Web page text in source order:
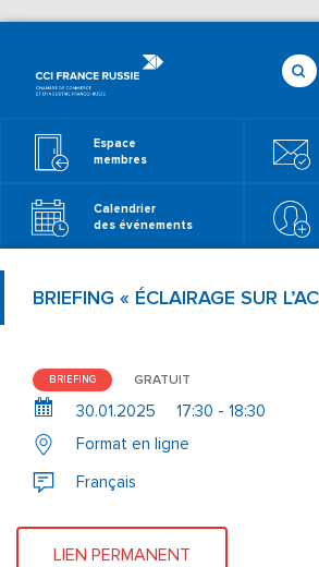
Espace
membres
Calendrier
des événements
BRIEFING « ÉCLAIRAGE SUR
BRIEFING GRATUIT
30.01.2025
17:30 - 18:30
Format en ligne
Français
LIEN PERMANENT